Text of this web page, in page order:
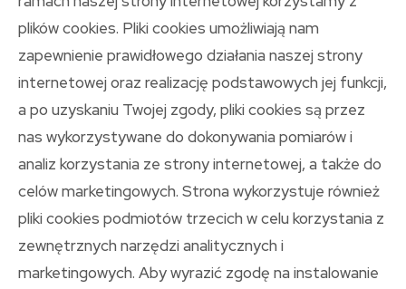
plików cookies. Pliki cookies umożliwiają nam
zapewnienie prawidłowego działania naszej strony
internetowej oraz realizację podstawowych jej funkcji,
a po uzyskaniu Twojej zgody, pliki cookies są przez
nas wykorzystywane do dokonywania pomiarów i
analiz korzystania ze strony internetowej, a także do
celów marketingowych. Strona wykorzystuje również
pliki cookies podmiotów trzecich w celu korzystania z
zewnętrznych narzędzi analitycznych i
marketingowych. Aby wyrazić zgodę na instalowanie
Sezonowe prace ogrodowe
Style aranżacji
Technologie budowlane
Trendy rynkowe
Wnętrza
Wyposażenie i sprzęt
Zrównoważone rozwiązania
Ostatnie wpisy Archiwa